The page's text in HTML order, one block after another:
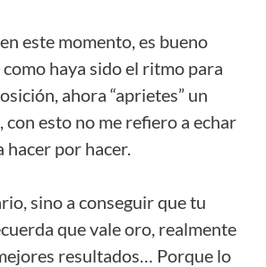
este momento, es bueno
haya sido el ritmo para
ahora “aprietes” un
con esto no me refiero a echar
hacer por hacer.
sino a conseguir que tu
que vale oro, realmente
resultados… Porque lo